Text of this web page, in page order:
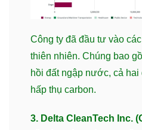
Công ty đã đầu tư vào
thiên nhiên. Chúng bao
hồi đất ngập nước, cả
hấp thụ carbon.
3. Delta CleanTech Inc.